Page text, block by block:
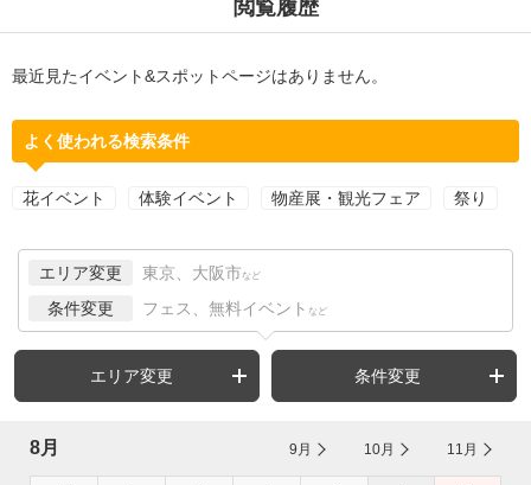
閲覧履歴
最近見たイベント&スポットページはありません。
よく使われる検索条件
花イベント 体験イベント 物産展・観光フェア 祭り
エリア変更 東京、大阪市 など
条件変更 フェス、無料イベント など
エリア変更 条件変更
8月 9月 10月 11月